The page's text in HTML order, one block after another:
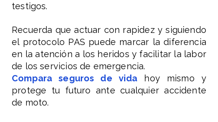
testigos.
Recuerda que actuar con rapidez y siguiendo
el protocolo PAS puede marcar la diferencia
en la atención a los heridos y facilitar la labor
de los servicios de emergencia.
Compara seguros de vida hoy mismo y
protege tu futuro ante cualquier accidente
de moto.